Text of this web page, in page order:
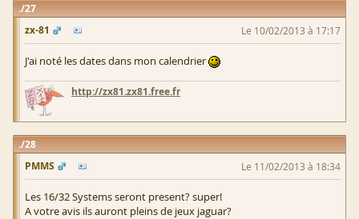
27
zx-81
Le 10/02/2013 à 17:17
J'ai noté les dates dans mon calendrier
http://zx81.zx81.free.fr
28
PMMS
Le 11/02/2013 à 18:34
Les 16/32 Systems seront present? super!
A votre avis ils auront pleins de jeux jaguar?